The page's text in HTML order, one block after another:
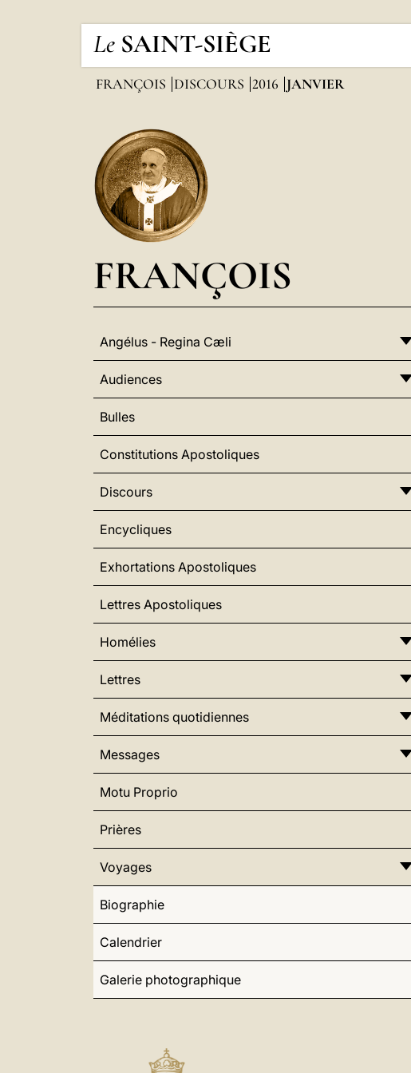
Le SAINT-SIÈGE
FRANÇOIS DISCOURS 2016 JANVIER
FRANÇOIS
Angélus - Regina Cæli
Audiences
Bulles
Constitutions Apostoliques
Discours
Encycliques
Exhortations Apostoliques
Lettres Apostoliques
Homélies
Lettres
Méditations quotidiennes
Messages
Motu Proprio
Prières
Voyages
Biographie
Calendrier
Galerie photographique